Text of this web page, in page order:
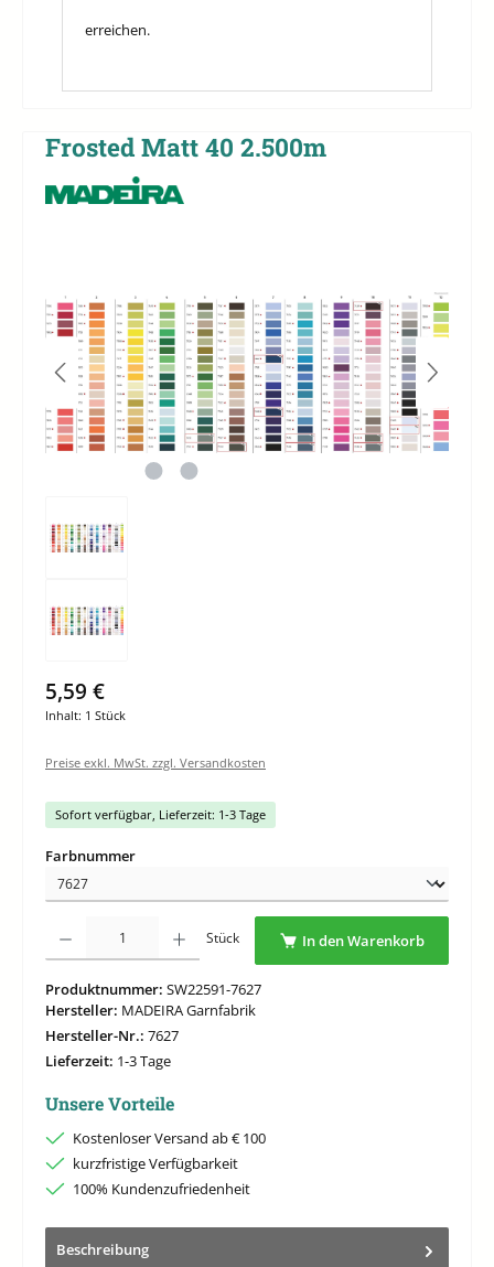
erreichen.
Frosted Matt 40 2.500m
5,59 €
Inhalt: 1 Stück
Preise exkl. MwSt. zzgl. Versandkosten
Sofort verfügbar, Lieferzeit: 1-3 Tage
Farbnummerauswählen
Produkt Anzahl: Gib den gewünschten Wert ein oder benutze die Schaltflächen um
Stück In den Warenkorb
Produktnummer: SW22591-7627
Hersteller: MADEIRA Garnfabrik
Hersteller-Nr.: 7627
Lieferzeit: 1-3 Tage
Unsere Vorteile
Kostenloser Versand ab € 100
kurzfristige Verfügbarkeit
100% Kundenzufriedenheit
Beschreibung